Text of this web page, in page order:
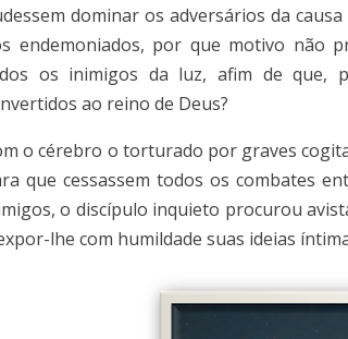
dominar os adversários da
endemoniados, por que motivo não
os inimigos da luz, afim de que,
ao reino de Deus?
o cérebro o torturado por graves
que cessassem todos os combates
o discípulo inquieto procurou
lhe com humildade suas ideias